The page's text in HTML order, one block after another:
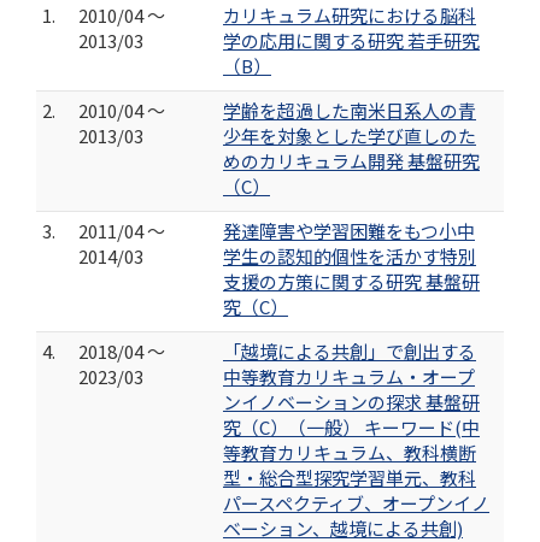
1.
2010/04 ～
2013/03
カリキュラム研究における脳科
学の応用に関する研究 若手研究
（B）
2.
2010/04 ～
2013/03
学齢を超過した南米日系人の青
少年を対象とした学び直しのた
めのカリキュラム開発 基盤研究
（C）
3.
2011/04 ～
2014/03
発達障害や学習困難をもつ小中
学生の認知的個性を活かす特別
支援の方策に関する研究 基盤研
究（C）
4.
2018/04 ～
2023/03
「越境による共創」で創出する
中等教育カリキュラム・オープ
ンイノベーションの探求 基盤研
究（C）（一般） キーワード(中
等教育カリキュラム、教科横断
型・総合型探究学習単元、教科
パースペクティブ、オープンイノ
ベーション、越境による共創)